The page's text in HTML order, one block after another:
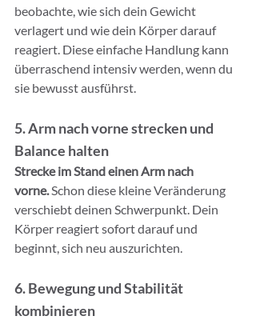
beobachte, wie sich dein Gewicht
verlagert und wie dein Körper darauf
reagiert. Diese einfache Handlung kann
überraschend intensiv werden, wenn du
sie bewusst ausführst.
5. Arm nach vorne strecken und
Balance halten
Strecke im Stand einen Arm nach
vorne. Schon diese kleine Veränderung
verschiebt deinen Schwerpunkt. Dein
Körper reagiert sofort darauf und
beginnt, sich neu auszurichten.
6. Bewegung und Stabilität
kombinieren